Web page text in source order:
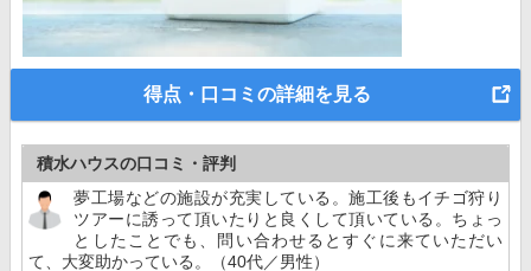
得点・口コミの詳細を見る
積水ハウスの口コミ・評判
夢工場などの施設が充実している。施工後もイチゴ狩り
ツアーに誘って頂いたりと良くして頂いている。ちょっ
としたことでも、問い合わせるとすぐに来ていただい
て、大変助かっている。（40代／男性）